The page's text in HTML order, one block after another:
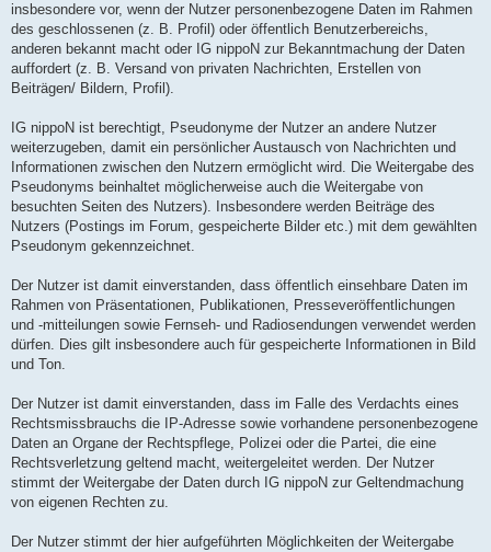
insbesondere vor, wenn der Nutzer personenbezogene Daten im Rahmen
des geschlossenen (z. B. Profil) oder öffentlich Benutzerbereichs,
anderen bekannt macht oder IG nippoN zur Bekanntmachung der Daten
auffordert (z. B. Versand von privaten Nachrichten, Erstellen von
Beiträgen/ Bildern, Profil).
IG nippoN ist berechtigt, Pseudonyme der Nutzer an andere Nutzer
weiterzugeben, damit ein persönlicher Austausch von Nachrichten und
Informationen zwischen den Nutzern ermöglicht wird. Die Weitergabe des
Pseudonyms beinhaltet möglicherweise auch die Weitergabe von
besuchten Seiten des Nutzers). Insbesondere werden Beiträge des
Nutzers (Postings im Forum, gespeicherte Bilder etc.) mit dem gewählten
Pseudonym gekennzeichnet.
Der Nutzer ist damit einverstanden, dass öffentlich einsehbare Daten im
Rahmen von Präsentationen, Publikationen, Presseveröffentlichungen
und -mitteilungen sowie Fernseh- und Radiosendungen verwendet werden
dürfen. Dies gilt insbesondere auch für gespeicherte Informationen in Bild
und Ton.
Der Nutzer ist damit einverstanden, dass im Falle des Verdachts eines
Rechtsmissbrauchs die IP-Adresse sowie vorhandene personenbezogene
Daten an Organe der Rechtspflege, Polizei oder die Partei, die eine
Rechtsverletzung geltend macht, weitergeleitet werden. Der Nutzer
stimmt der Weitergabe der Daten durch IG nippoN zur Geltendmachung
von eigenen Rechten zu.
Der Nutzer stimmt der hier aufgeführten Möglichkeiten der Weitergabe